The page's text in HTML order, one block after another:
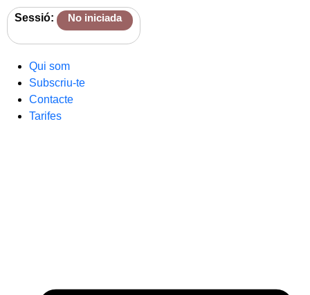
Sessió: No iniciada
Qui som
Subscriu-te
Contacte
Tarifes